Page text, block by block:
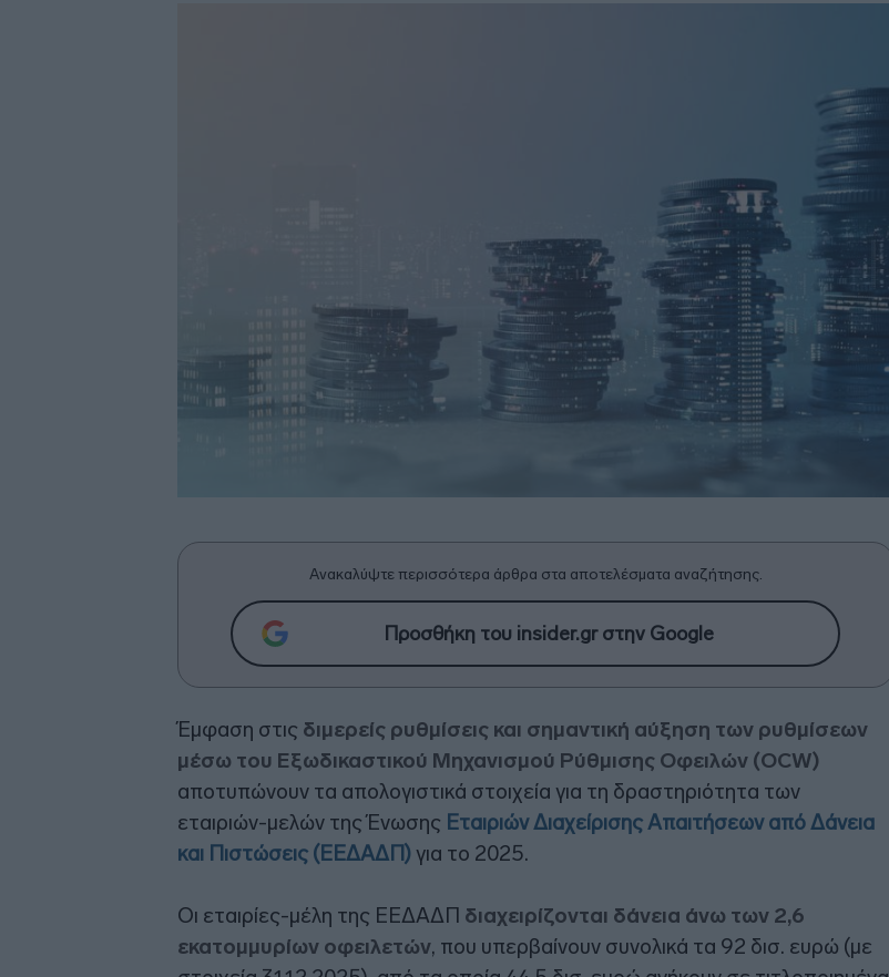
Ανακαλύψτε περισσότερα άρθρα στα αποτελέσματα αναζήτησης.
Προσθήκη του insider.gr στην Google
Έμφαση στις διμερείς ρυθμίσεις και σημαντική αύξηση των ρυθμίσεων
μέσω του Εξωδικαστικού Μηχανισμού Ρύθμισης Οφειλών (OCW)
αποτυπώνουν τα απολογιστικά στοιχεία για τη δραστηριότητα των
εταιριών-μελών της Ένωσης Εταιριών Διαχείρισης Απαιτήσεων από Δάνεια
και Πιστώσεις (ΕΕΔΑΔΠ) για το 2025.
Οι εταιρίες-μέλη της ΕΕΔΑΔΠ διαχειρίζονται δάνεια άνω των 2,6
εκατομμυρίων οφειλετών, που υπερβαίνουν συνολικά τα 92 δισ. ευρώ (με